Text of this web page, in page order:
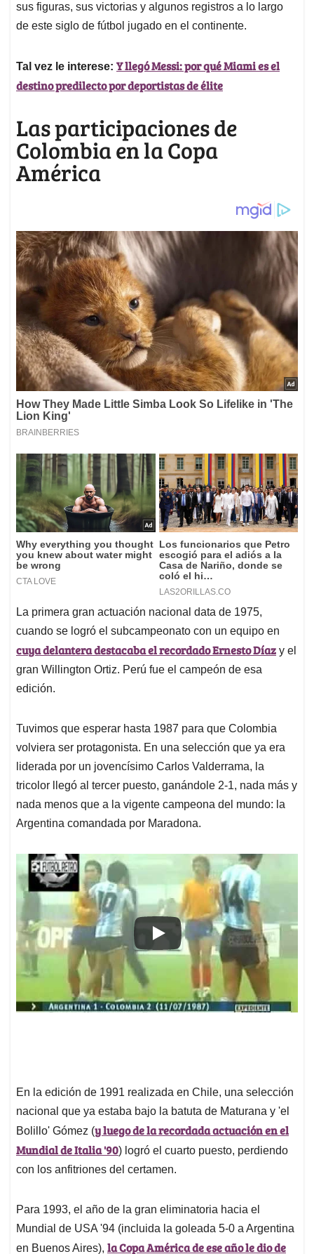
sus figuras, sus victorias y algunos registros a lo largo
de este siglo de fútbol jugado en el continente.
Tal vez le interese: Y llegó Messi: por qué Miami es el
destino predilecto por deportistas de élite
Las participaciones de
Colombia en la Copa
América
La primera gran actuación nacional data de 1975,
cuando se logró el subcampeonato con un equipo en
cuya delantera destacaba el recordado Ernesto Díaz y el
gran Willington Ortiz. Perú fue el campeón de esa
edición.
Tuvimos que esperar hasta 1987 para que Colombia
volviera ser protagonista. En una selección que ya era
liderada por un jovencísimo Carlos Valderrama, la
tricolor llegó al tercer puesto, ganándole 2-1, nada más y
nada menos que a la vigente campeona del mundo: la
Argentina comandada por Maradona.
En la edición de 1991 realizada en Chile, una selección
nacional que ya estaba bajo la batuta de Maturana y 'el
Bolillo' Gómez (y luego de la recordada actuación en el
Mundial de Italia '90) logró el cuarto puesto, perdiendo
con los anfitriones del certamen.
Para 1993, el año de la gran eliminatoria hacia el
Mundial de USA '94 (incluida la goleada 5-0 a Argentina
en Buenos Aires), la Copa América de ese año le dio de